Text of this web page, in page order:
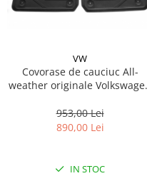
VW
Covorase de cauciuc All-
weather originale
953,00 Lei
890,00 Lei
IN STOC